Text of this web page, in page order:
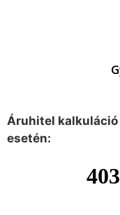
Áruhitel
esetén: